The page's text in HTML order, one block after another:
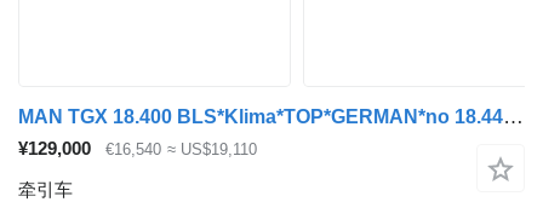
MAN TGX 18.400 BLS*Klima*TOP*GERMAN*no 18.440 480***
¥129,000 €16,540 ≈ US$19,110
牵引车